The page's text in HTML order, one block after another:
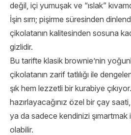
değil, içi yumuşak ve “ıslak”
İşin sırrı; pişirme süresinden
çikolatanın kalitesinden sosuna
gizlidir.
Bu tarifte klasik brownie’nin
çikolatanın zarif tatlılığı ile
şık hem lezzetli bir kurabiye
hazırlayacağınız özel bir çay
ya da sadece kendinizi şımartmak
olabilir.